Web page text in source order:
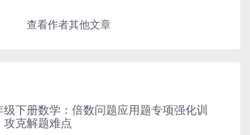
查看作者其他文章
级下册数学：倍数问题应用题专项强化训
攻克解题难点